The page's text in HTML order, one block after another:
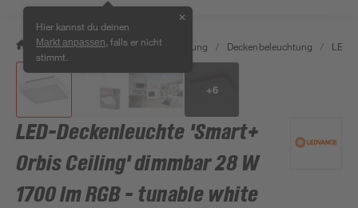
Hier kannst du deinen
Markt anpassen , falls er nicht
stimmt.
✕
/ Wohnen & Haushalt / Beleuchtung / Deckenbeleuchtung / LED-
+6
LED-Deckenleuchte 'Smart+
Orbis Ceiling' dimmbar 28 W
1700 lm RGB - tunable white